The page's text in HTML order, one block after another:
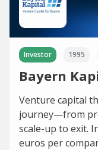
Investor 1995
Bayern
Venture capital
journey—from
scale-up to exit.
euros per